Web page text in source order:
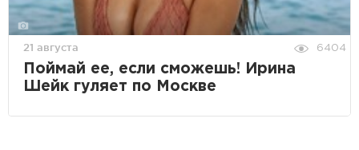
21 августа 6404
Поймай ее, если сможешь! Ирина
Шейк гуляет по Москве